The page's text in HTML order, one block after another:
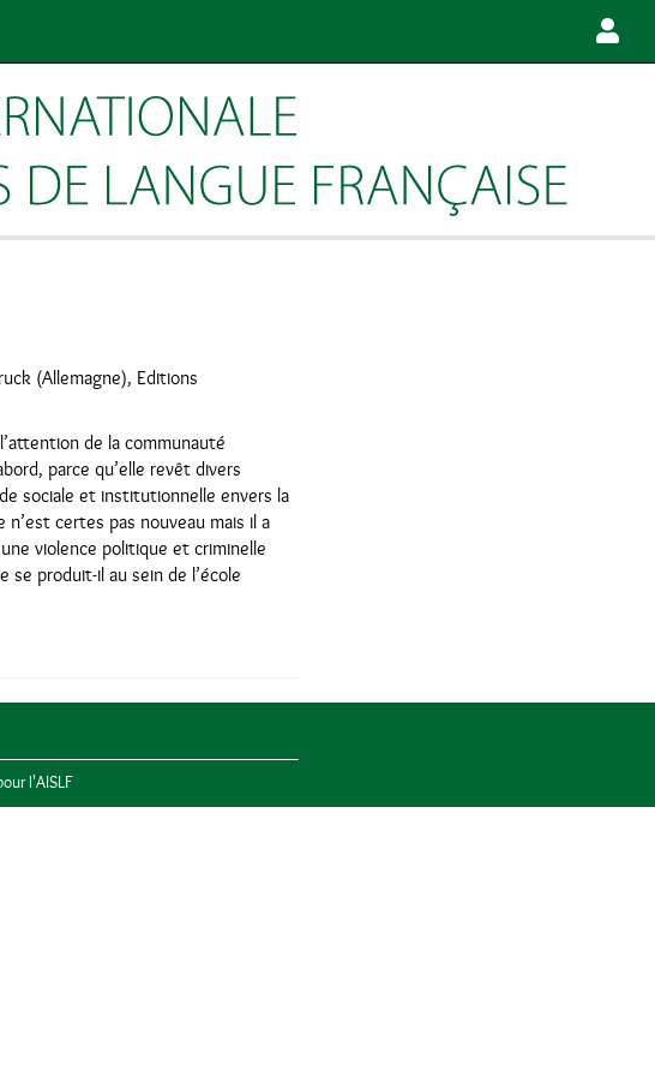
(Allemagne), Editions
de la communauté
parce qu’elle revêt divers
sociale et institutionnelle envers la
certes pas nouveau mais il a
violence politique et criminelle
produit-il au sein de l’école
l'AISLF